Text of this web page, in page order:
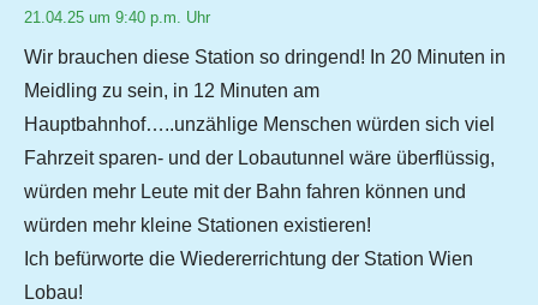
21.04.25 um 9:40 p.m. Uhr
Wir brauchen diese Station so dringend! In 20 Minuten in
Meidling zu sein, in 12 Minuten am
Hauptbahnhof…..unzählige Menschen würden sich viel
Fahrzeit sparen- und der Lobautunnel wäre überflüssig,
würden mehr Leute mit der Bahn fahren können und
würden mehr kleine Stationen existieren!
Ich befürworte die Wiedererrichtung der Station Wien
Lobau!